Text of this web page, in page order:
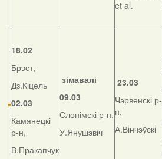
et al.
18.02
Брэст,
Дз.Кіцель
02.03
Камянецкі
р-н,
В.Пракапчук
зімавалі
09.03
Слонімскі р-н,
У.Янушэвіч
23.03
Чэрвенскі р-
н,
А.Вінчэўскі